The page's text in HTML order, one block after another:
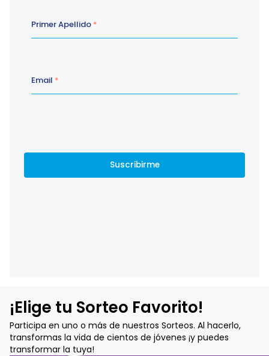
¡Elige tu Sorteo Favorito!
Participa en uno o más de nuestros Sorteos. Al hacerlo,
transformas la vida de cientos de jóvenes ¡y puedes
transformar la tuya!